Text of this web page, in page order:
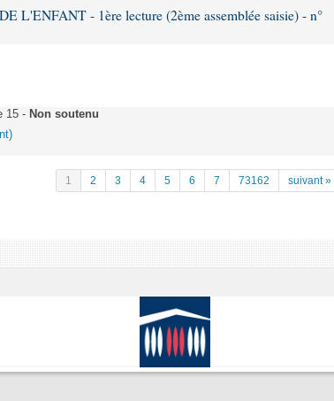
L'ENFANT - 1ère lecture (2ème assemblée saisie) - n°
15 - Non soutenu
1 2 3 4 5 6 7 73162 suivant »